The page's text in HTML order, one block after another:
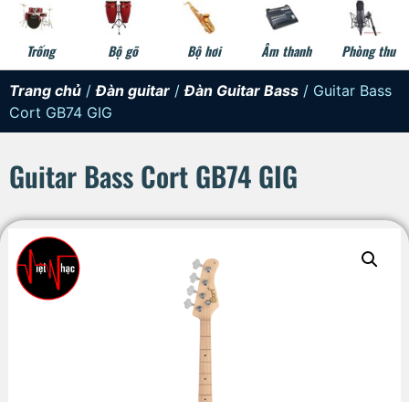
Trống Bộ gõ Bộ hơi Âm thanh Phòng thu
Trang chủ /Đàn guitar /Đàn Guitar Bass / Guitar Bass
Cort GB74 GIG
Guitar Bass Cort GB74 GIG